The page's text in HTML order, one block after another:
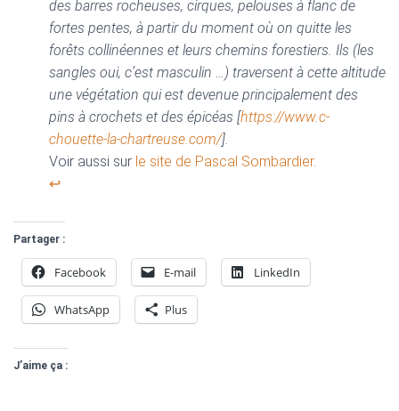
des barres rocheuses, cirques, pelouses à flanc de
fortes pentes, à partir du moment où on quitte les
forêts collinéennes et leurs chemins forestiers. Ils (les
sangles oui, c’est masculin …) traversent à cette altitude
une végétation qui est devenue principalement des
pins à crochets et des épicéas [https://www.c-
chouette-la-chartreuse.com/].
Voir aussi sur le site de Pascal Sombardier.
↩︎
Partager :
Facebook E-mail LinkedIn
WhatsApp Plus
J’aime ça :